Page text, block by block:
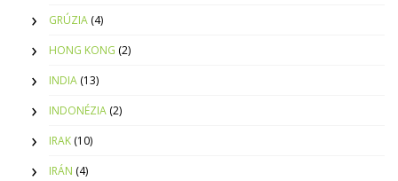
GRÚZIA (4)
HONG KONG (2)
INDIA (13)
INDONÉZIA (2)
IRAK (10)
IRÁN (4)